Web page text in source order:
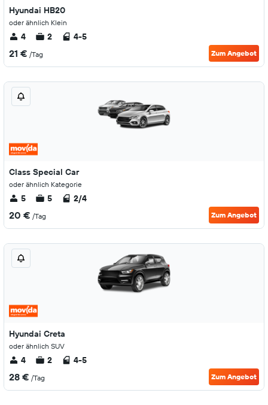
Hyundai HB20
oder ähnlich Klein
4 2 4-5
21 € /Tag Zum Angebot
Class Special Car
oder ähnlich Kategorie
5 5 2/4
20 € /Tag Zum Angebot
Hyundai Creta
oder ähnlich SUV
4 2 4-5
28 € /Tag Zum Angebot